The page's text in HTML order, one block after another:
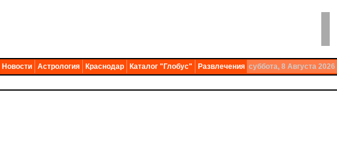
Новости Астрология Краснодар Каталог "Глобус" Развлечения суббота, 8 Августа 2026